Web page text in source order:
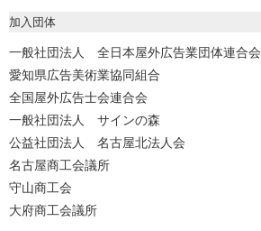
加入団体
一般社団法人 全日本屋外広告業団体連合会
愛知県広告美術業協同組合
全国屋外広告士会連合会
一般社団法人 サインの森
公益社団法人 名古屋北法人会
名古屋商工会議所
守山商工会
大府商工会議所